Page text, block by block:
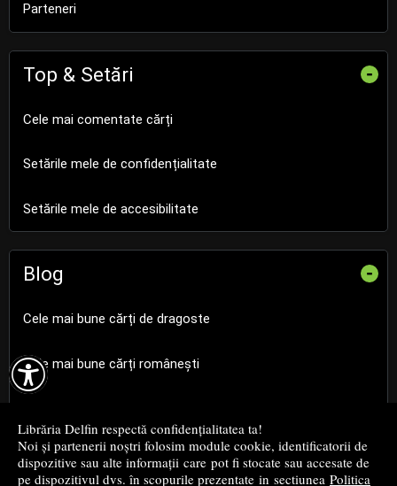

Librăria Delfin respectă confidențialitatea ta!
Noi și partenerii noștri folosim module cookie, identificatorii de
dispozitive sau alte informații care pot fi stocate sau accesate de
pe dispozitivul dvs. în scopurile prezentate in sectiunea Politica
Parteneri
Top & Setări -
Cele mai comentate cărți
Setările mele de confidențialitate
Setările mele de accesibilitate
Blog -
Cele mai bune cărți de dragoste
Cele mai bune cărți românești
Cele mai bune cărți de istorie